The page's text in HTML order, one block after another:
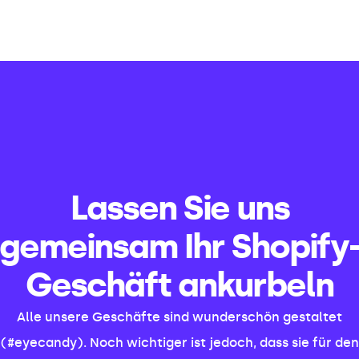
Lassen Sie uns
gemeinsam Ihr Shopify-
Geschäft ankurbeln
Alle unsere Geschäfte sind wunderschön gestaltet
(#eyecandy). Noch wichtiger ist jedoch, dass sie für den